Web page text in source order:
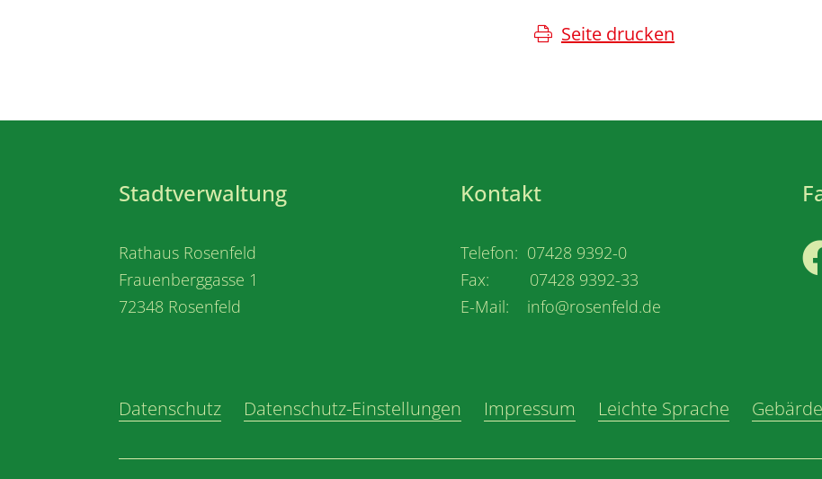
Seite drucken
Stadtverwaltung
Rathaus Rosenfeld
Frauenberggasse 1
72348 Rosenfeld
Kontakt
Telefon: 07428 9392-0
Fax: 07428 9392-33
E-Mail: info@rosenfeld.de
Datenschutz Datenschutz-Einstellungen Impressum Leichte Sprache